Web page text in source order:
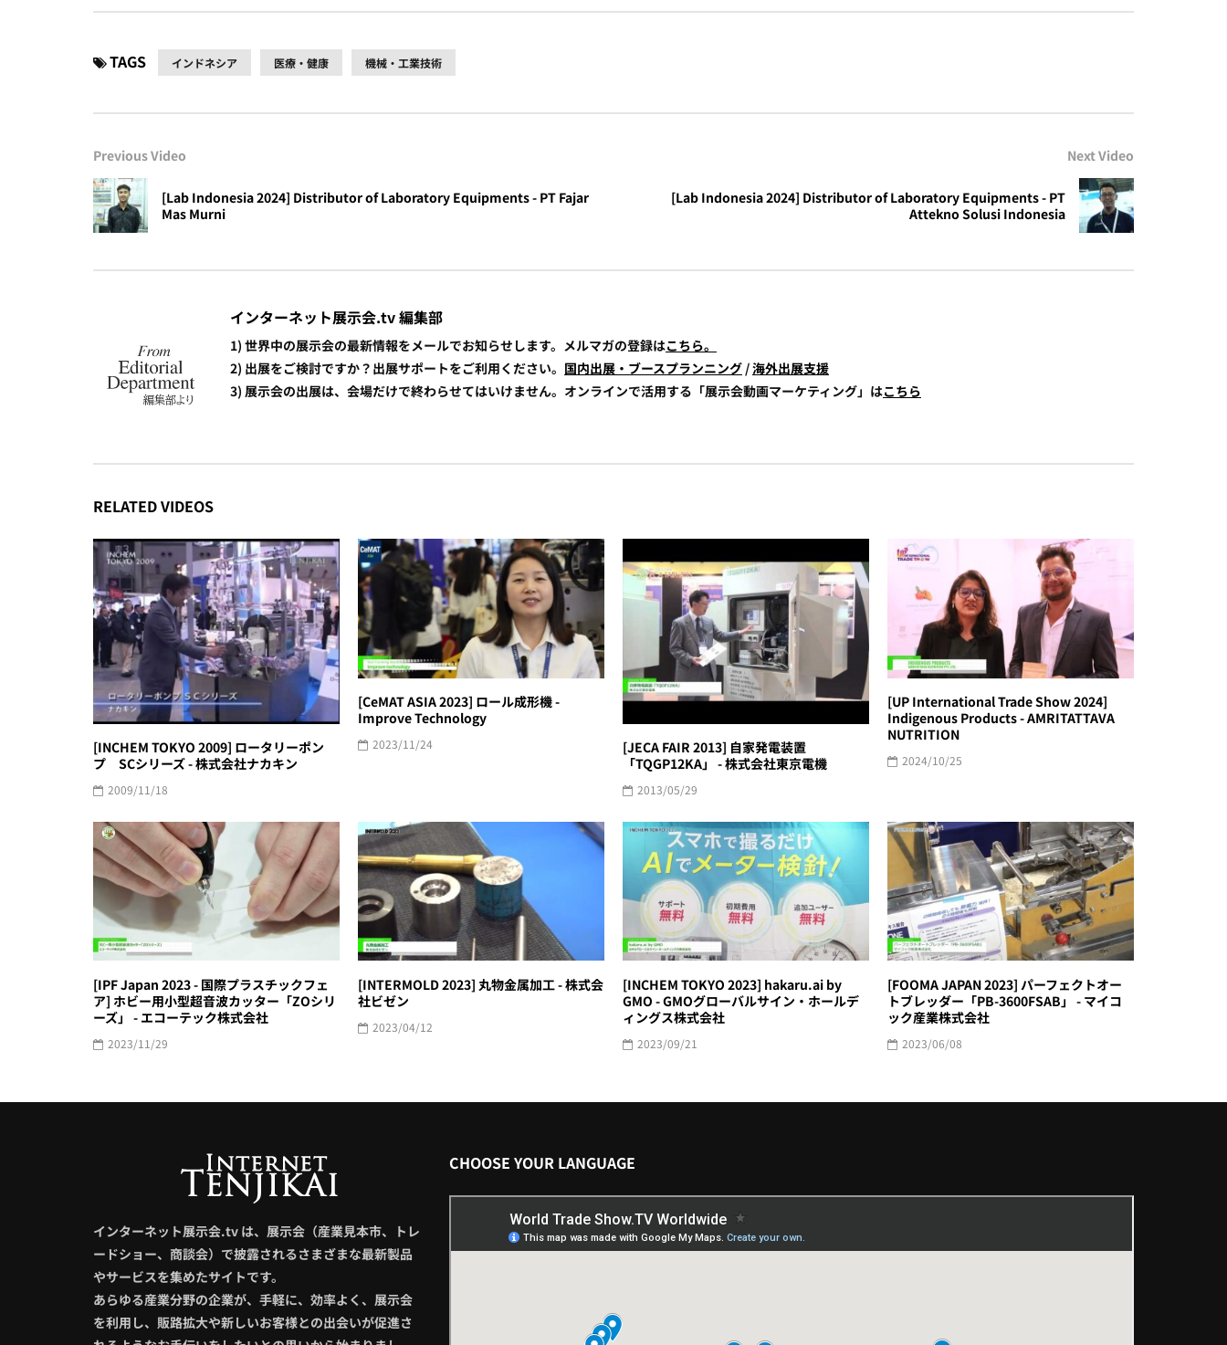
TAGS インドネシア 医療・健康 機械・工業技術
Previous Video
[Lab Indonesia 2024] Distributor of Laboratory Equipments - PT Fajar
Mas Murni
Next Video
[Lab Indonesia 2024] Distributor of Laboratory Equipments - PT
Attekno Solusi Indonesia
インターネット展示会.tv 編集部
1) 世界中の展示会の最新情報をメールでお知らせします。メルマガの登録はこちら。
2) 出展をご検討ですか？出展サポートをご利用ください。 国内出展・ブースプランニング /海外出展支援
3) 展示会の出展は、会場だけで終わらせてはいけません。オンラインで活用する「展示会動画マーケティング」はこちら
RELATED VIDEOS
[INCHEM TOKYO 2009] ロータリーポン
プ SCシリーズ - 株式会社ナカキン
2009/11/18
[CeMAT ASIA 2023] ロール成形機 -
Improve Technology
2023/11/24
[JECA FAIR 2013] 自家発電装置
「TQGP12KA」 - 株式会社東京電機
2013/05/29
[UP International Trade Show 2024]
Indigenous Products - AMRITATTAVA
NUTRITION
2024/10/25
[IPF Japan 2023 - 国際プラスチックフェ
ア] ホビー用小型超音波カッター「ZOシリ
ーズ」 - エコーテック株式会社
2023/11/29
[INTERMOLD 2023] 丸物金属加工 - 株式会
社ビゼン
2023/04/12
[INCHEM TOKYO 2023] hakaru.ai by
GMO - GMOグローバルサイン・ホールデ
ィングス株式会社
2023/09/21
[FOOMA JAPAN 2023] パーフェクトオー
トブレッダー「PB-3600FSAB」 - マイコ
ック産業株式会社
2023/06/08
インターネット展示会.tv は、展示会（産業見本市、トレ
ードショー、商談会）で披露されるさまざまな最新製品
やサービスを集めたサイトです。
あらゆる産業分野の企業が、手軽に、効率よく、展示会
を利用し、販路拡大や新しいお客様との出会いが促進さ
CHOOSE YOUR LANGUAGE